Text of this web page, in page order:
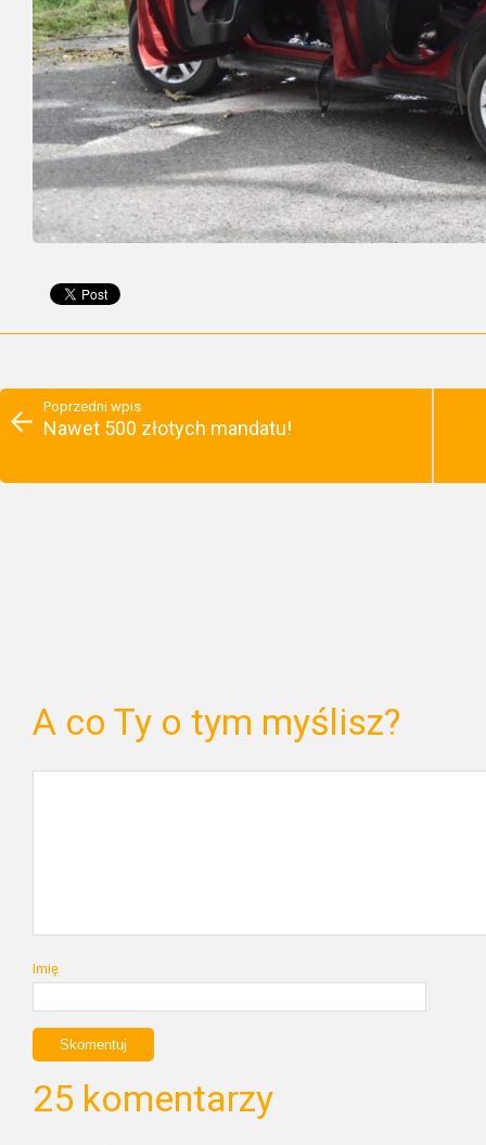
Poprzedni wpis
Nawet 500 złotych mandatu!
A co Ty o tym myślisz?
Imię
25 komentarzy